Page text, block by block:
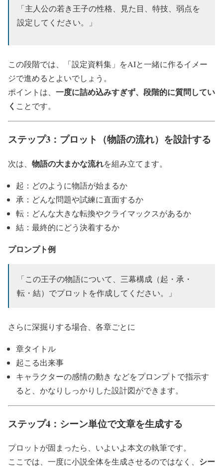
「主人公の若き王子の性格、見た目、特技、弱点を
設定してください。」
この段階では、「設定資料集」をAIと一緒に作るイメー
ジで進めるとよいでしょう。
ポイントは、 一度に詰め込みすぎず、段階的に質問してい
く ことです。
ステップ3：プロット（物語の流れ）を設計する
次は、 物語の大まかな流れを組み立てます。
起：どのように物語が始まるか
承：どんな問題や試練に直面するか
転：どんな大きな転換やクライマックスがあるか
結：最終的にどう決着するか
プロンプト例
「この王子の物語について、三幕構成（起・承・
転・結）でプロットを作成してください。」
さらに深掘りする場合、各章ごとに
章タイトル
起こる出来事
キャラクターの感情の動き などをプロンプトで指示す
ると、かなりしっかりした設計図ができます。
ステップ4：シーン単位で文章を生成する
プロットが固まったら、いよいよ本文の執筆です。
ここでは、一度に小説全体を生成させるのではなく、 シー